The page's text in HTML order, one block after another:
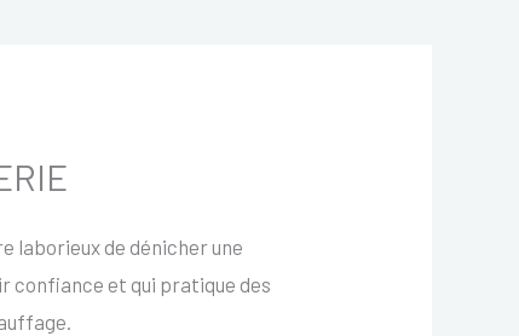
laborieux de dénicher une
confiance et qui pratique des